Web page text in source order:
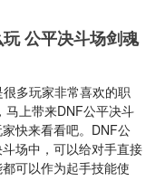
玩 公平决斗场剑魂
多玩家非常喜欢的职
马上带来DNF公平决斗
快来看看吧。DNF公
场中，可以给对手直接
可以作为起手技能使